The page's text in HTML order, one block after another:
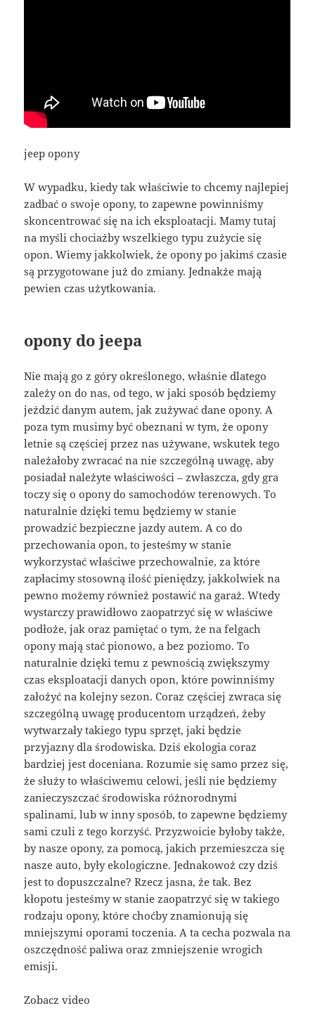
jeep opony
W wypadku, kiedy tak właściwie to chcemy najlepiej
zadbać o swoje opony, to zapewne powinniśmy
skoncentrować się na ich eksploatacji. Mamy tutaj
na myśli chociażby wszelkiego typu zużycie się
opon. Wiemy jakkolwiek, że opony po jakimś czasie
są przygotowane już do zmiany. Jednakże mają
pewien czas użytkowania.
opony do jeepa
Nie mają go z góry określonego, właśnie dlatego
zależy on do nas, od tego, w jaki sposób będziemy
jeździć danym autem, jak zużywać dane opony. A
poza tym musimy być obeznani w tym, że opony
letnie są częściej przez nas używane, wskutek tego
należałoby zwracać na nie szczególną uwagę, aby
posiadał należyte właściwości – zwłaszcza, gdy gra
toczy się o opony do samochodów terenowych. To
naturalnie dzięki temu będziemy w stanie
prowadzić bezpieczne jazdy autem. A co do
przechowania opon, to jesteśmy w stanie
wykorzystać właściwe przechowalnie, za które
zapłacimy stosowną ilość pieniędzy, jakkolwiek na
pewno możemy również postawić na garaż. Wtedy
wystarczy prawidłowo zaopatrzyć się w właściwe
podłoże, jak oraz pamiętać o tym, że na felgach
opony mają stać pionowo, a bez poziomo. To
naturalnie dzięki temu z pewnością zwiększymy
czas eksploatacji danych opon, które powinniśmy
założyć na kolejny sezon. Coraz częściej zwraca się
szczególną uwagę producentom urządzeń, żeby
wytwarzały takiego typu sprzęt, jaki będzie
przyjazny dla środowiska. Dziś ekologia coraz
bardziej jest doceniana. Rozumie się samo przez się,
że służy to właściwemu celowi, jeśli nie będziemy
zanieczyszczać środowiska różnorodnymi
spalinami, lub w inny sposób, to zapewne będziemy
sami czuli z tego korzyść. Przyzwoicie byłoby także,
by nasze opony, za pomocą, jakich przemieszcza się
nasze auto, były ekologiczne. Jednakowoż czy dziś
jest to dopuszczalne? Rzecz jasna, że tak. Bez
kłopotu jesteśmy w stanie zaopatrzyć się w takiego
rodzaju opony, które choćby znamionują się
mniejszymi oporami toczenia. A ta cecha pozwala na
oszczędność paliwa oraz zmniejszenie wrogich
emisji.
Zobacz video